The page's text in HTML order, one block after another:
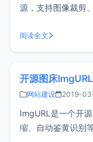
源，支持图像裁剪
持分页、图片筛选
节ImgURL已经实
阅读全文
开源图床
网站建设 2019-
ImgURL是一个开
缩、自动鉴黄识别